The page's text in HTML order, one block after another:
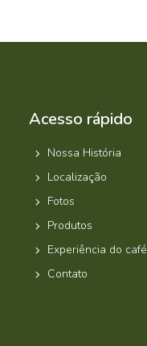
Acesso rápido
Nossa História
Localização
Fotos
Produtos
Experiência do café
Contato